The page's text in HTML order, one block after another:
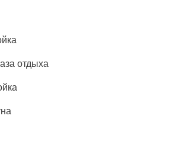
отдыха